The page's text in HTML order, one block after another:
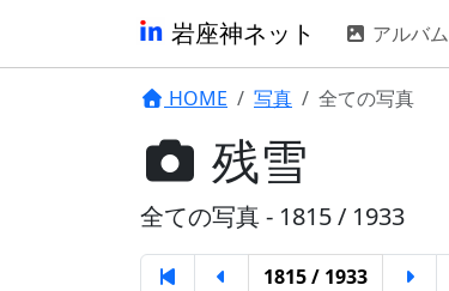
岩座神ネット アルバム
HOME 写真 全ての写真
残雪
全ての写真 - 1815 / 1933
1815 / 1933